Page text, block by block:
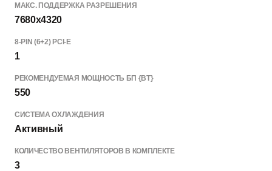
МАКС. ПОДДЕРЖКА РАЗРЕШЕНИЯ
7680x4320
8-PIN (6+2) PCI-E
1
РЕКОМЕНДУЕМАЯ МОЩНОСТЬ БП {ВТ}
550
СИСТЕМА ОХЛАЖДЕНИЯ
Активный
КОЛИЧЕСТВО ВЕНТИЛЯТОРОВ В КОМПЛЕКТЕ
3